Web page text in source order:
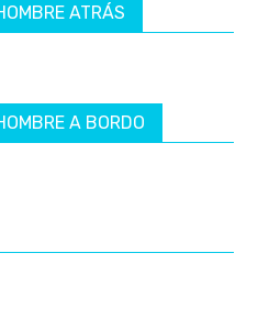
ATRÁS
A BORDO